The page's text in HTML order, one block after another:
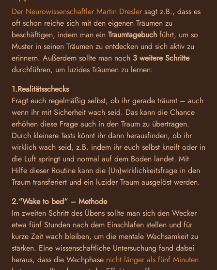
Der Neurowissenschaftler Martin Dresler sagt z.B., dass es
oft schon reiche sich mit den eigenen Träumen zu
beschäftigen, indem man ein Traumtagebuch führt, um so
Muster in seinen Träumen zu entdecken und sich aktiv zu
erinnern. Außerdem sollte man noch 3 weitere Schritte
durchführen, um luzides Träumen zu lernen:
1.Realitätsschecks
Fragt euch regelmäßig selbst, ob ihr gerade träumt – auch
wenn ihr mit Sicherheit wach seid. Das kann die Chance
erhöhen diese Frage auch in den Traum zu übertragen.
Durch kleinere Tests könnt ihr dann herausfinden, ob ihr
wirklich wach seid, z.B. indem ihr euch selbst kneift oder in
die Luft springt und normal auf dem Boden landet. Mit
Hilfe dieser Routine kann die (Un)wirklichkeitsfrage in den
Traum transferiert und ein luzider Traum ausgelöst werden.
2.“Wake to bed“ – Methode
Im zweiten Schritt des Übens sollte man sich den Wecker
etwa fünf Stunden nach dem Einschlafen stellen und für
kurze Zeit wach bleiben, um die mentale Wachsamkeit zu
stärken. Eine wissenschaftliche Untersuchung fand dabei
heraus, dass die Wachphase nicht länger als fünf Minuten